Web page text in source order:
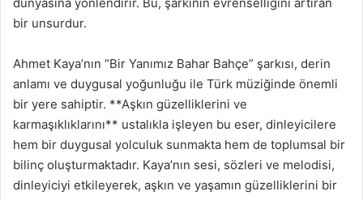
bir unsurdur.
Ahmet Kaya’nın “Bir Yanımız Bahar Bahçe” şarkısı, derin
anlamı ve duygusal yoğunluğu ile Türk müziğinde önemli
bir yere sahiptir. **Aşkın güzelliklerini ve
karmaşıklıklarını** ustalıkla işleyen bu eser, dinleyicilere
hem bir duygusal yolculuk sunmakta hem de toplumsal bir
bilinç oluşturmaktadır. Kaya’nın sesi, sözleri ve melodisi,
dinleyiciyi etkileyerek, aşkın ve yaşamın güzelliklerini bir